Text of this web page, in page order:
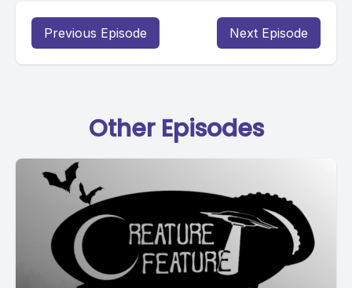
Previous Episode Next Episode
Other Episodes